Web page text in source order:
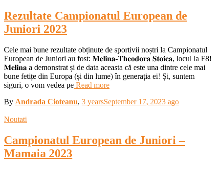
Rezultate Campionatul European de
Juniori 2023
Cele mai bune rezultate obținute de sportivii noștri la Campionatul
European de Juniori au fost: 𝐌𝐞𝐥𝐢𝐧𝐚-𝐓𝐡𝐞𝐨𝐝𝐨𝐫𝐚 𝐒𝐭𝐨𝐢𝐜𝐚, locul la F8!
𝐌𝐞𝐥𝐢𝐧𝐚 a demonstrat și de data aceasta că este una dintre cele mai
bune fetițe din Europa (și din lume) în generația ei! Și, suntem
siguri, o vom vedea pe Read more
By Andrada Cioteanu, 3 yearsSeptember 17, 2023 ago
Noutati
Campionatul European de Juniori –
Mamaia 2023